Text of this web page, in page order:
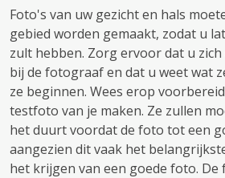
Foto's van uw gezicht en hals
gebied worden gemaakt, zodat u
zult hebben. Zorg ervoor dat u
bij de fotograaf en dat u weet wat
ze beginnen. Wees erop
testfoto van je maken. Ze zullen
het duurt voordat de foto tot een
aangezien dit vaak het
het krijgen van een goede foto.